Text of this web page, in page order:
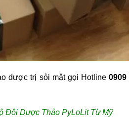
dược trị sỏi mật gọi Hotline 0909
Đôi Dược Thảo PyLoLit Từ Mỹ